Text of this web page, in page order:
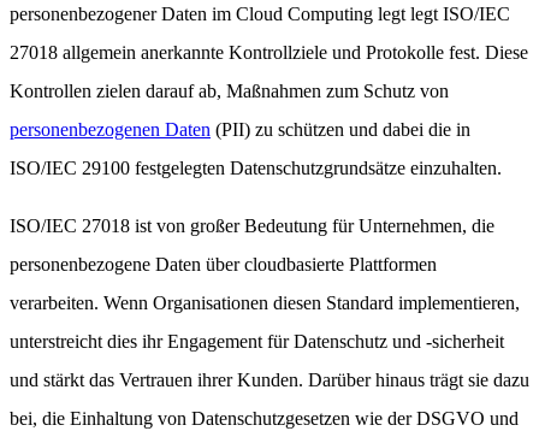
personenbezogener Daten im Cloud Computing legt legt ISO/IEC
27018 allgemein anerkannte Kontrollziele und Protokolle fest. Diese
Kontrollen zielen darauf ab, Maßnahmen zum Schutz von
personenbezogenen Daten (PII) zu schützen und dabei die in
ISO/IEC 29100 festgelegten Datenschutzgrundsätze einzuhalten.
ISO/IEC 27018 ist von großer Bedeutung für Unternehmen, die
personenbezogene Daten über cloudbasierte Plattformen
verarbeiten. Wenn Organisationen diesen Standard implementieren,
unterstreicht dies ihr Engagement für Datenschutz und -sicherheit
und stärkt das Vertrauen ihrer Kunden. Darüber hinaus trägt sie dazu
bei, die Einhaltung von Datenschutzgesetzen wie der DSGVO und